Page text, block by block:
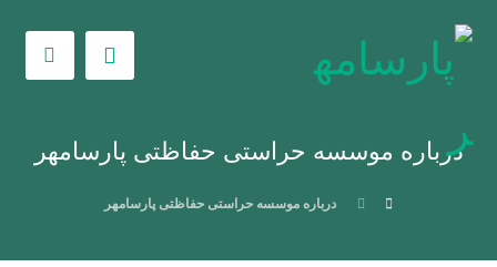
درباره موسسه حراستی حفاظتی پارسامهر
درباره موسسه حراستی حفاظتی پارسامهر